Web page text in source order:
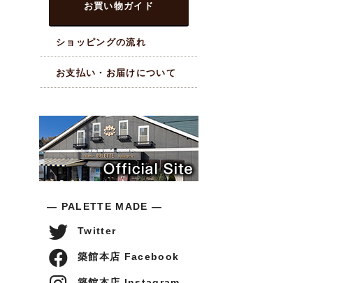
お買い物ガイド
ショッピングの流れ
お支払い・お届けについて
― PALETTE MADE ―
Twitter
築館本店 Facebook